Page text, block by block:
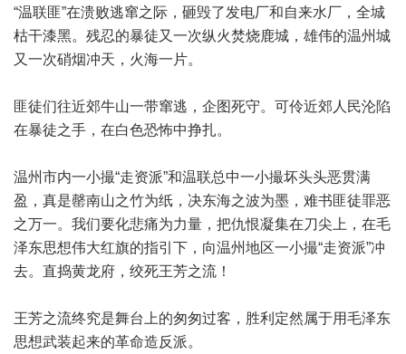
“温联匪”在溃败逃窜之际，砸毁了发电厂和自来水厂，全城
枯干漆黑。残忍的暴徒又一次纵火焚烧鹿城，雄伟的温州城
又一次硝烟冲天，火海一片。
匪徒们往近郊牛山一带窜逃，企图死守。可伶近郊人民沦陷
在暴徒之手，在白色恐怖中挣扎。
温州市内一小撮“走资派”和温联总中一小撮坏头头恶贯满
盈，真是罄南山之竹为纸，决东海之波为墨，难书匪徒罪恶
之万一。我们要化悲痛为力量，把仇恨凝集在刀尖上，在毛
泽东思想伟大红旗的指引下，向温州地区一小撮“走资派”冲
去。直捣黄龙府，绞死王芳之流！
王芳之流终究是舞台上的匆匆过客，胜利定然属于用毛泽东
思想武装起来的革命造反派。